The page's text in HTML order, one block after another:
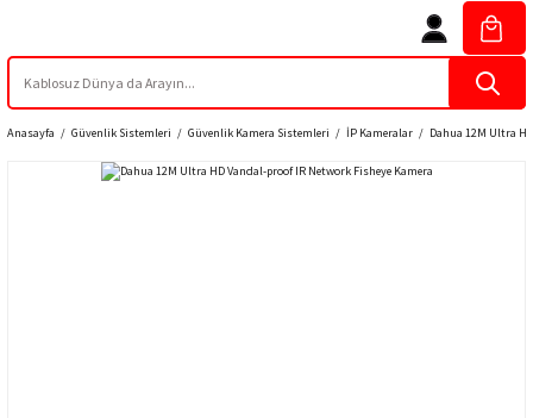
Anasayfa Güvenlik Sistemleri Güvenlik Kamera Sistemleri İP Kameralar Dahua 12M Ultra